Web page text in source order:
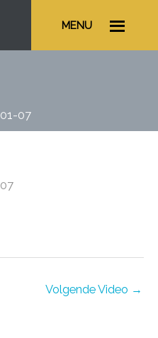
MENU
07
Volgende Video →